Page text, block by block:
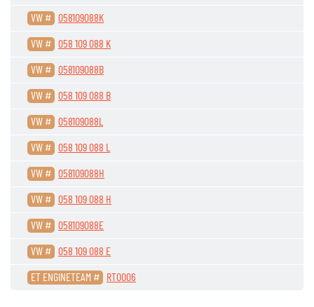
VW # 058109088K
VW # 058 109 088 K
VW # 058109088B
VW # 058 109 088 B
VW # 058109088L
VW # 058 109 088 L
VW # 058109088H
VW # 058 109 088 H
VW # 058109088E
VW # 058 109 088 E
ET ENGINETEAM # RT0006